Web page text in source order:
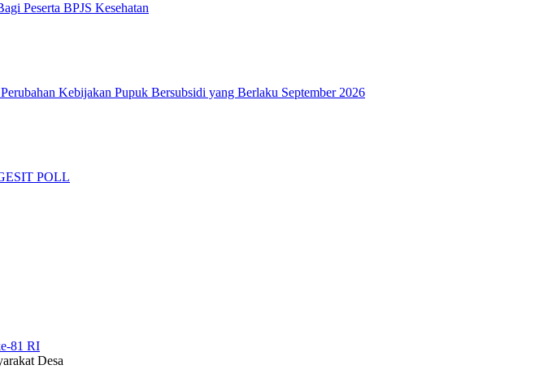
Peserta BPJS Kesehatan
Kebijakan Pupuk Bersubsidi yang Berlaku September 2026
POLL
81 RI
Desa